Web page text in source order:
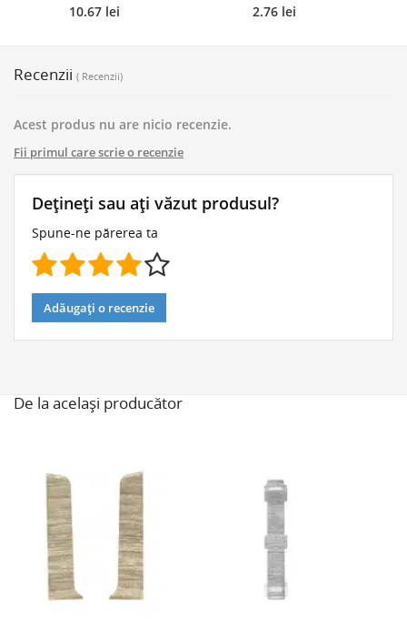
10.67 lei 2.76 lei
Recenzii ( Recenzii)
Acest produs nu are nicio recenzie.
Fii primul care scrie o recenzie
Dețineți sau ați văzut produsul?
Spune-ne părerea ta
Adăugați o recenzie
De la același producător